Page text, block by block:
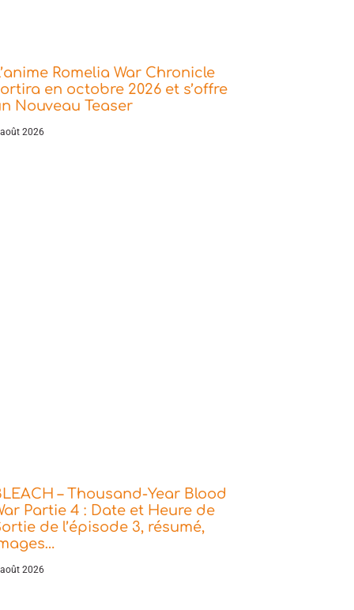
Romelia War Chronicle
en octobre 2026 et s’offre
Nouveau Teaser
2026
– Thousand-Year Blood
Partie 4 : Date et Heure de
de l’épisode 3, résumé,
2026